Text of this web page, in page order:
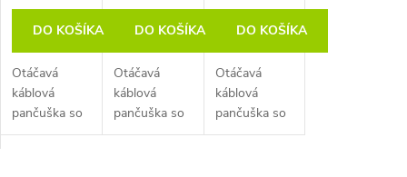
d
u
k
DO KOŠÍKA
Otáčavá
káblová
pančuška so
závitom RTG
DO KOŠÍKA
Otáčavá
káblová
pančuška so
závitom RTG
DO KOŠÍKA
Otáčavá
káblová
pančuška so
závitom RTG